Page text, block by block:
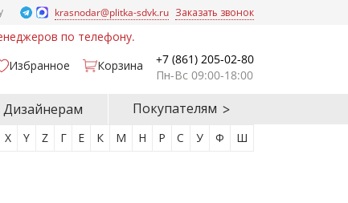
krasnodar@plitka-sdvk.ru Заказать звонок
по телефону.
Избранное Корзина
+7 (861) 205-02-80
Пн-Вс 09:00-18:00
Дизайнерам Покупателям
X Y Z Г Е К М Н Р С У Ф Ш